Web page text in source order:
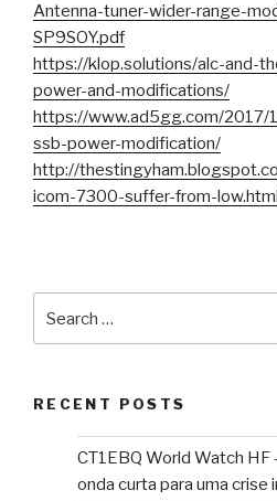
Antenna-tuner-wider-range-
SP9SOY.pdf
https://klop.solutions/alc-and-
power-and-modifications/
https://www.ad5gg.com/2017/
ssb-power-modification/
http://
icom-7300-suffer-from-low.html
for:
RECENT POSTS
CT1EBQ World Watch
onda curta para uma crise